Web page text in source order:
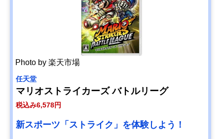
Photo by 楽天市場
任天堂
マリオストライカーズ バトルリーグ
税込み6,578円
新スポーツ「ストライク」を体験しよう！